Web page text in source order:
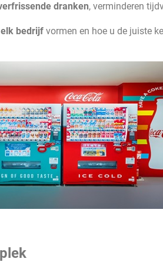
dranken, verminderen
bedrijf vormen en hoe u de juiste